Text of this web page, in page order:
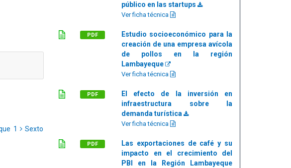
1
Sexto
público en las startups
Ver ficha técnica
PDF
Estudio socioeconómico para la
creación de una empresa avícola
de pollos en la región
Lambayeque
Ver ficha técnica
PDF
El efecto de la inversión en
infraestructura sobre la
demanda turística
Ver ficha técnica
PDF
Las exportaciones de café y su
impacto en el crecimiento del
PBI en la Región Lambayeque